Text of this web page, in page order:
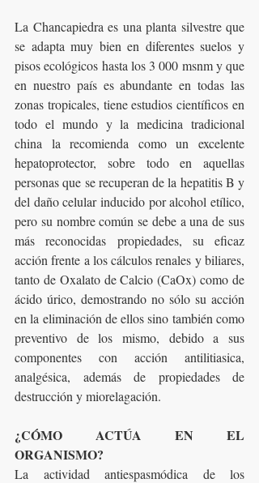
La Chancapiedra es una planta silvestre que
se adapta muy bien en diferentes suelos y
pisos ecológicos hasta los 3 000 msnm y que
en nuestro país es abundante en todas las
zonas tropicales, tiene estudios científicos en
todo el mundo y la medicina tradicional
china la recomienda como un excelente
hepatoprotector, sobre todo en aquellas
personas que se recuperan de la hepatitis B y
del daño celular inducido por alcohol etílico,
pero su nombre común se debe a una de sus
más reconocidas propiedades, su eficaz
acción frente a los cálculos renales y biliares,
tanto de Oxalato de Calcio (CaOx) como de
ácido úrico, demostrando no sólo su acción
en la eliminación de ellos sino también como
preventivo de los mismo, debido a sus
componentes con acción antilitiasica,
analgésica, además de propiedades de
destrucción y miorelagación.
¿CÓMO ACTÚA EN EL
ORGANISMO?
La actividad antiespasmódica de los